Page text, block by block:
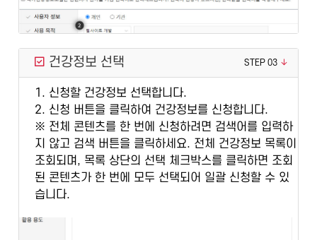
건강정보 선택 STEP 03
1. 신청할 건강정보 선택합니다.
2. 신청 버튼을 클릭하여 건강정보를 신청합니다.
※ 전체 콘텐츠를 한 번에 신청하려면 검색어를 입력하
지 않고 검색 버튼을 클릭하세요. 전체 건강정보 목록이
조회되며, 목록 상단의 선택 체크박스를 클릭하면 조회
된 콘텐츠가 한 번에 모두 선택되어 일괄 신청할 수 있
습니다.